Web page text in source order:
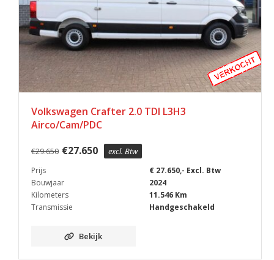
Volkswagen Crafter 2.0 TDI L3H3
Airco/Cam/PDC
€29.650 €27.650 excl. Btw
Prijs
€ 27.650,- Excl. Btw
Bouwjaar
2024
Kilometers
11.546 Km
Transmissie
Handgeschakeld
Bekijk